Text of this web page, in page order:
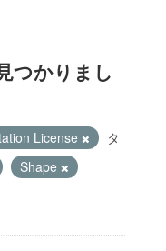
つかりまし
License
タ
Shape